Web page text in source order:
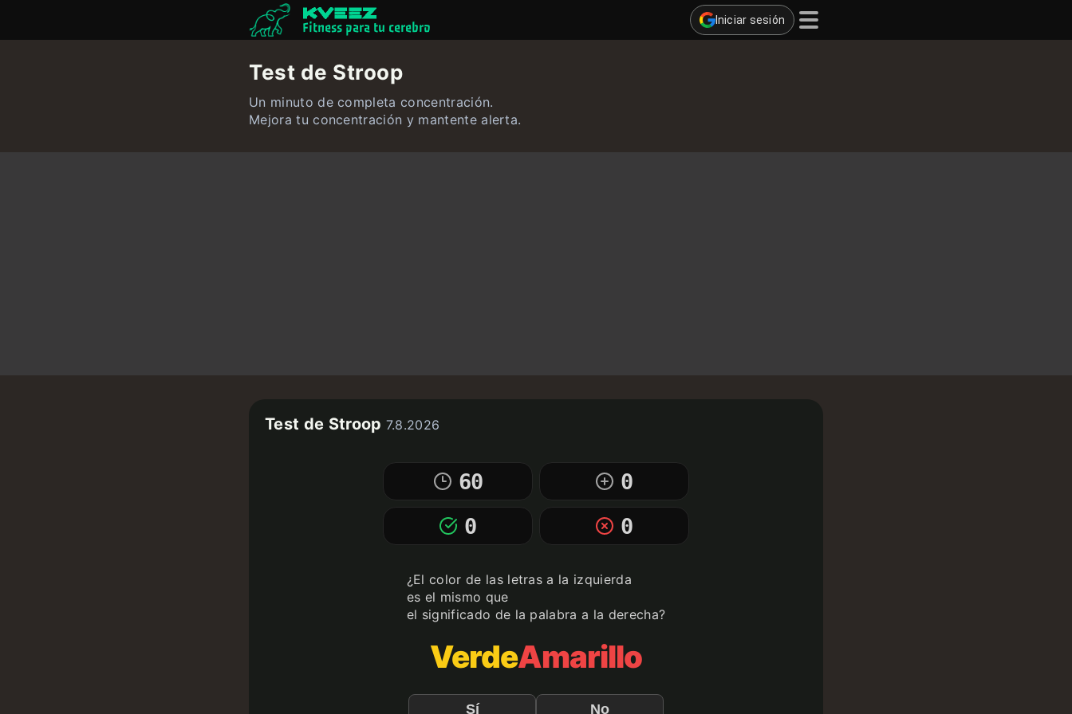
Fitness para tu cerebro Iniciar sesión
Test de Stroop
Un minuto de completa concentración.
Mejora tu concentración y mantente alerta.
Test de Stroop 7.8.2026
60
0
0
0
¿El color de las letras a la izquierda
es el mismo que
el significado de la palabra a la derecha?
VerdeAmarillo
Sí No